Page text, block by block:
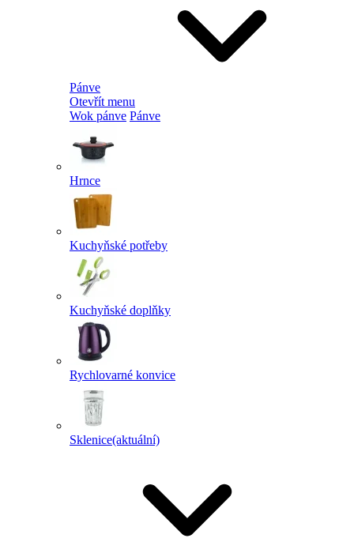
Pánve
Otevřít menu
Wok pánve Pánve
Hrnce
Kuchyňské potřeby
Kuchyňské doplňky
Rychlovarné konvice
Sklenice(aktuální)